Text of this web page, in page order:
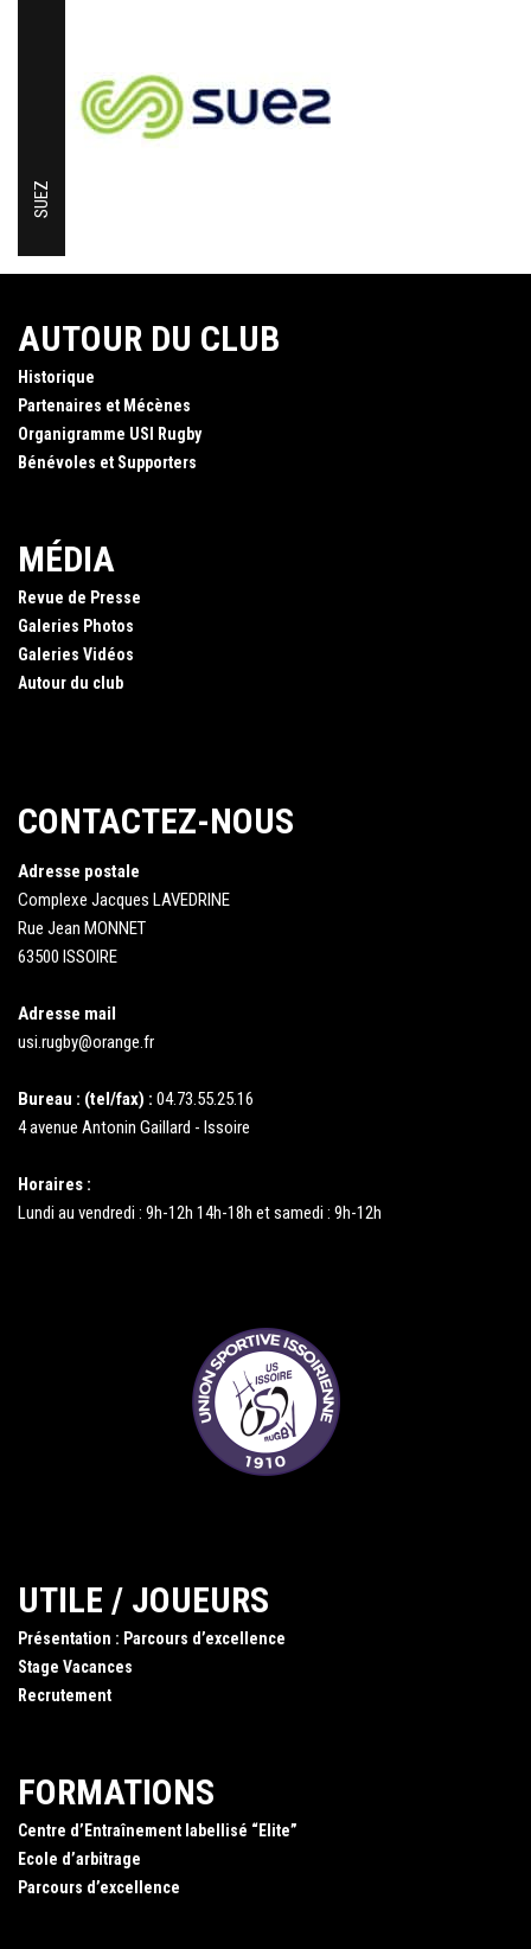
SUEZ
AUTOUR DU CLUB
Historique
Partenaires et Mécènes
Organigramme USI Rugby
Bénévoles et Supporters
MÉDIA
Revue de Presse
Galeries Photos
Galeries Vidéos
Autour du club
CONTACTEZ-NOUS
Adresse postale
Complexe Jacques LAVEDRINE
Rue Jean MONNET
63500 ISSOIRE
Adresse mail
usi.rugby@orange.fr
Bureau : (tel/fax) : 04.73.55.25.16
4 avenue Antonin Gaillard - Issoire
Horaires :
Lundi au vendredi : 9h-12h 14h-18h et samedi : 9h-12h
UTILE / JOUEURS
Présentation : Parcours d’excellence
Stage Vacances
Recrutement
FORMATIONS
Centre d’Entraînement labellisé “Elite”
Ecole d’arbitrage
Parcours d’excellence